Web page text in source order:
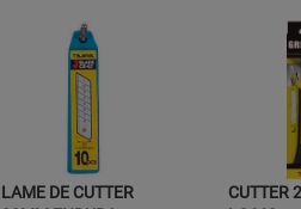
LAME DE CUTTER
CUTTER